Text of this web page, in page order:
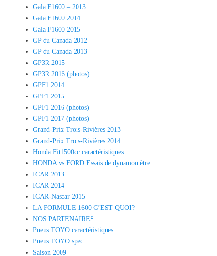
Gala F1600 – 2013
Gala F1600 2014
Gala F1600 2015
GP du Canada 2012
GP du Canada 2013
GP3R 2015
GP3R 2016 (photos)
GPF1 2014
GPF1 2015
GPF1 2016 (photos)
GPF1 2017 (photos)
Grand-Prix Trois-Rivières 2013
Grand-Prix Trois-Rivières 2014
Honda Fit1500cc caractéristiques
HONDA vs FORD Essais de dynamomètre
ICAR 2013
ICAR 2014
ICAR-Nascar 2015
LA FORMULE 1600 C’EST QUOI?
NOS PARTENAIRES
Pneus TOYO caractéristiques
Pneus TOYO spec
Saison 2009